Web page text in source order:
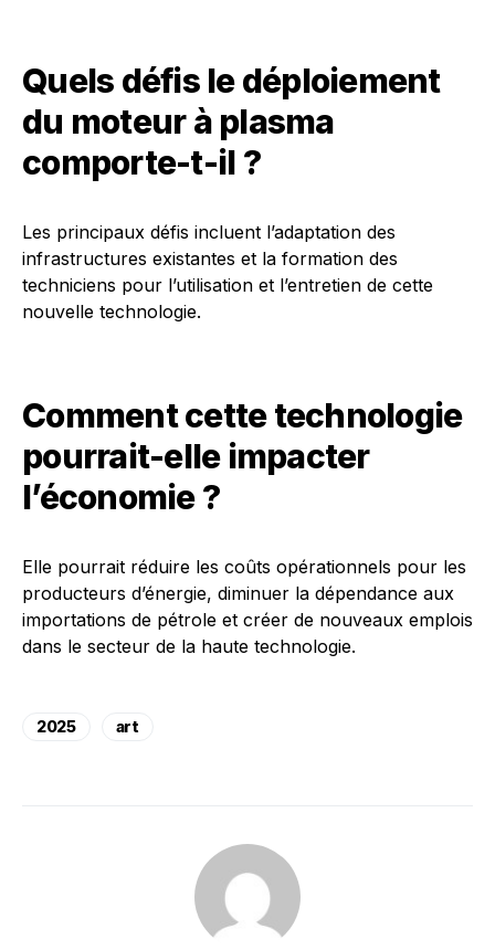
Quels défis le déploiement
du moteur à plasma
comporte-t-il ?
Les principaux défis incluent l’adaptation des
infrastructures existantes et la formation des
techniciens pour l’utilisation et l’entretien de cette
nouvelle technologie.
Comment cette technologie
pourrait-elle impacter
l’économie ?
Elle pourrait réduire les coûts opérationnels pour les
producteurs d’énergie, diminuer la dépendance aux
importations de pétrole et créer de nouveaux emplois
dans le secteur de la haute technologie.
2025 art